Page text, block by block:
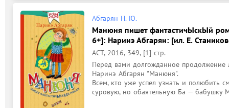
Абгарян Н. Ю.
Манюня пишет фантастичЫскЫй
6+]: Наринэ Абгарян: [ил. Е.
АСТ, 2016, 349, [1] стр.
Перед вами долгожданное
Наринэ Абгарян "Манюня".
Всем, кто уже успел узнать и полюбить
суровую, но обаятельную Ба —